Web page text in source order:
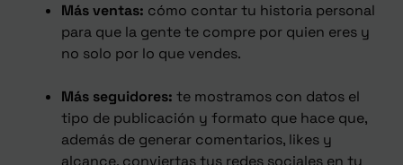
Más ventas: cómo contar tu historia personal
para que la gente te compre por quien eres y
no solo por lo que vendes.
Más seguidores: te mostramos con datos el
tipo de publicación y formato que hace que,
además de generar comentarios, likes y
alcance, conviertas tus redes sociales en tu